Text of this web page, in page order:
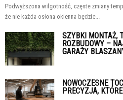
Podwyższona wilgotność, częste zmiany
że nie każda osłona okienna będzie...
SZYBKI MONTAŻ,
ROZBUDOWY –
GARAŻY
NOWOCZESNE
PRECYZJA,